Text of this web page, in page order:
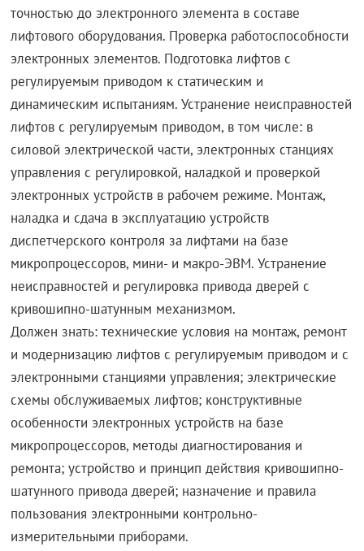
точностью до электронного элемента в составе
лифтового оборудования. Проверка работоспособности
электронных элементов. Подготовка лифтов с
регулируемым приводом к статическим и
динамическим испытаниям. Устранение неисправностей
лифтов с регулируемым приводом, в том числе: в
силовой электрической части, электронных станциях
управления с регулировкой, наладкой и проверкой
электронных устройств в рабочем режиме. Монтаж,
наладка и сдача в эксплуатацию устройств
диспетчерского контроля за лифтами на базе
микропроцессоров, мини- и макро-ЭВМ. Устранение
неисправностей и регулировка привода дверей с
кривошипно-шатунным механизмом.
Должен знать: технические условия на монтаж, ремонт
и модернизацию лифтов с регулируемым приводом и с
электронными станциями управления; электрические
схемы обслуживаемых лифтов; конструктивные
особенности электронных устройств на базе
микропроцессоров, методы диагностирования и
ремонта; устройство и принцип действия кривошипно-
шатунного привода дверей; назначение и правила
пользования электронными контрольно-
измерительными приборами.